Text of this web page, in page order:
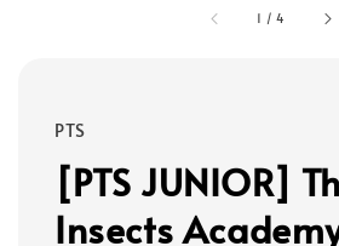
1 /4
PTS
[PTS JUNIOR]
Insects